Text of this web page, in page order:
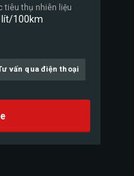
tiêu thụ nhiên liệu
lít/100km
vấn qua điện thoại